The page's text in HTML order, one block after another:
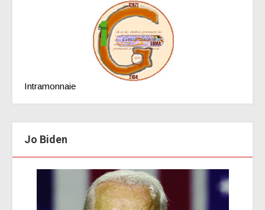
Intramonnaie
Jo Biden